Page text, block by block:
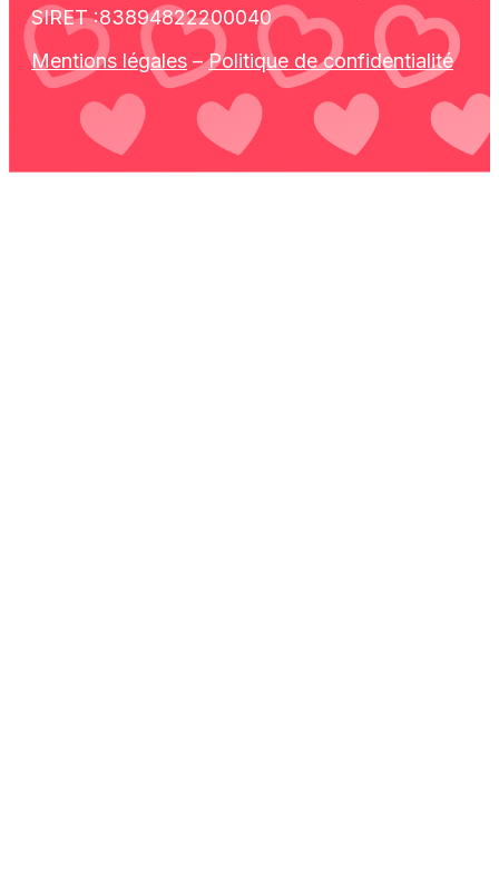
SIRET :83894822200040
Mentions légales –Politique de confidentialité